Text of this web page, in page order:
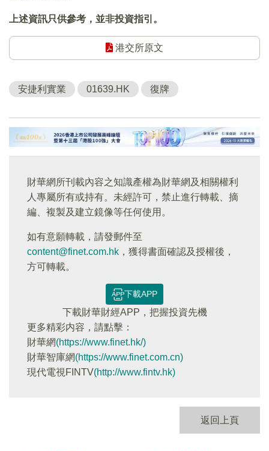
上述資訊只供參考，並非投資指引。
港交所原文
安捷利實業 01639.HK 復牌
財華網所刊載內容之知識產權為財華網及相關權利
人專屬所有或持有。未經許可，禁止進行轉載、摘
編、複製及建立鏡像等任何使用。
如有意願轉載，請發郵件至
content@finet.com.hk ，獲得書面確認及授權後，
方可轉載。
下載APP
下載財華財經APP，把握投資先機
更多精彩内容，請點擊：
財華網(https://www.finet.hk/)
財華智庫網(https://www.finet.com.cn)
現代電視FINTV(http://www.fintv.hk)
返回上頁